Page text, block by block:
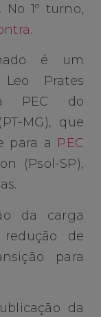
. No 1º turno,
.
é um
Prates
a PEC do
MG), que
para a PEC
(Psol-SP),
da carga
de
para
da